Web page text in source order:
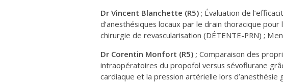
Dr Vincent Blanchette (R5) ; Évaluation de
d’anesthésiques locaux par le drain thoracique
chirurgie de revascularisation (DÉTENTE-PRN) ;
Dr Corentin Monfort (R5) ; Comparaison des
intraopératoires du propofol versus sévoflurane
cardiaque et la pression artérielle lors d’anesthésie